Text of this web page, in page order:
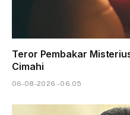
Teror Pembakar
Cimahi
06-08-2026 - 06.05